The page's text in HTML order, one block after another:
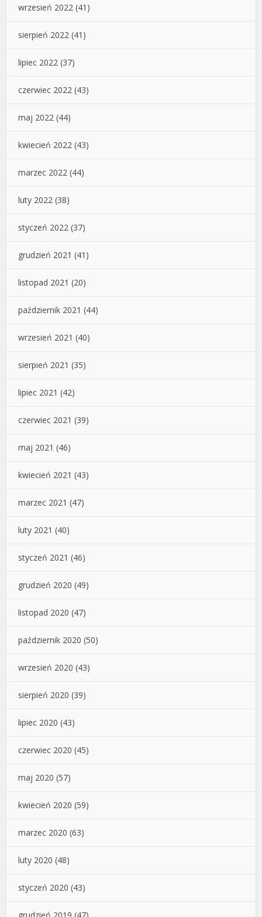
wrzesień 2022 (41)
sierpień 2022 (41)
lipiec 2022 (37)
czerwiec 2022 (43)
maj 2022 (44)
kwiecień 2022 (43)
marzec 2022 (44)
luty 2022 (38)
styczeń 2022 (37)
grudzień 2021 (41)
listopad 2021 (20)
październik 2021 (44)
wrzesień 2021 (40)
sierpień 2021 (35)
lipiec 2021 (42)
czerwiec 2021 (39)
maj 2021 (46)
kwiecień 2021 (43)
marzec 2021 (47)
luty 2021 (40)
styczeń 2021 (46)
grudzień 2020 (49)
listopad 2020 (47)
październik 2020 (50)
wrzesień 2020 (43)
sierpień 2020 (39)
lipiec 2020 (43)
czerwiec 2020 (45)
maj 2020 (57)
kwiecień 2020 (59)
marzec 2020 (63)
luty 2020 (48)
styczeń 2020 (43)
grudzień 2019 (47)